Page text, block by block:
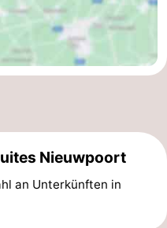
Nieuwpoort
an Unterkünften in